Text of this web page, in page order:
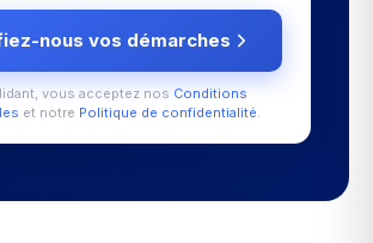
nous vos démarches
vous acceptez nos Conditions
et notre Politique de confidentialité.